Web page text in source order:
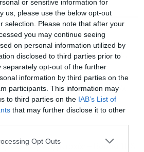
or sensitive information for
us, please use the below opt-out
selection. Please note that after your
you may continue seeing
on personal information utilized by
disclosed to third parties prior to
separately opt-out of the further
information by third parties on the
participants. This information may
to third parties on the IAB’s List of
that may further disclose it to other
Opt Outs
στα καθαρά κέρδη τριμήνου,
των προσδοκιών
που φωσφορίζει στο σκοτάδι
στις πωλήσεις τον Ιούλιο, στο
τεχνολογικές μετοχές – Βουτιά 10%